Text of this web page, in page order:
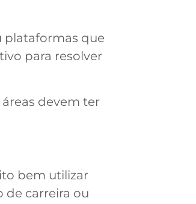
plataformas que
para resolver
devem ter
bem utilizar
de carreira ou